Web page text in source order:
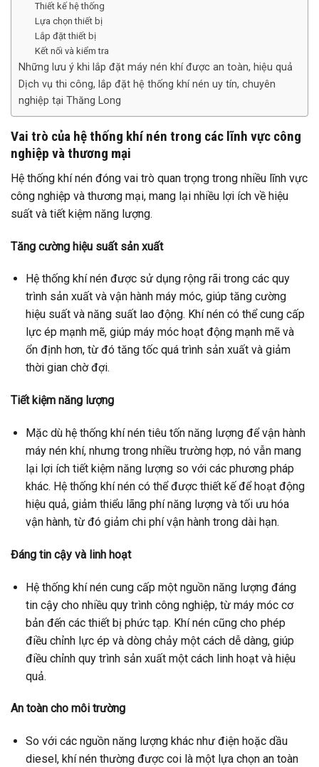
Thiết kế hệ thống
Lựa chọn thiết bị
Lắp đặt thiết bị
Kết nối và kiểm tra
Những lưu ý khi lắp đặt máy nén khí được an toàn, hiệu quả
Dịch vụ thi công, lắp đặt hệ thống khí nén uy tín, chuyên
nghiệp tại Thăng Long
Vai trò của hệ thống khí nén trong các lĩnh vực công
nghiệp và thương mại
Hệ thống khí nén đóng vai trò quan trọng trong nhiều lĩnh vực
công nghiệp và thương mại, mang lại nhiều lợi ích về hiệu
suất và tiết kiệm năng lượng.
Tăng cường hiệu suất sản xuất
Hệ thống khí nén được sử dụng rộng rãi trong các quy
trình sản xuất và vận hành máy móc, giúp tăng cường
hiệu suất và năng suất lao động. Khí nén có thể cung cấp
lực ép mạnh mẽ, giúp máy móc hoạt động mạnh mẽ và
ổn định hơn, từ đó tăng tốc quá trình sản xuất và giảm
thời gian chờ đợi.
Tiết kiệm năng lượng
Mặc dù hệ thống khí nén tiêu tốn năng lượng để vận hành
máy nén khí, nhưng trong nhiều trường hợp, nó vẫn mang
lại lợi ích tiết kiệm năng lượng so với các phương pháp
khác. Hệ thống khí nén có thể được thiết kế để hoạt động
hiệu quả, giảm thiểu lãng phí năng lượng và tối ưu hóa
vận hành, từ đó giảm chi phí vận hành trong dài hạn.
Đáng tin cậy và linh hoạt
Hệ thống khí nén cung cấp một nguồn năng lượng đáng
tin cậy cho nhiều quy trình công nghiệp, từ máy móc cơ
bản đến các thiết bị phức tạp. Khí nén cũng cho phép
điều chỉnh lực ép và dòng chảy một cách dễ dàng, giúp
điều chỉnh quy trình sản xuất một cách linh hoạt và hiệu
quả.
An toàn cho môi trường
So với các nguồn năng lượng khác như điện hoặc dầu
diesel, khí nén thường được coi là một lựa chọn an toàn